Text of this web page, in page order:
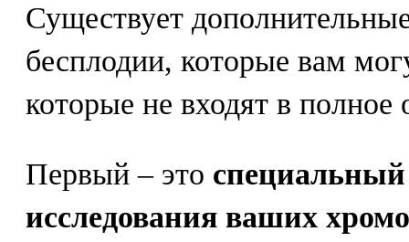
Существует
бесплодии, которые вам
которые не входят в полное
Первый – это
исследования ваших